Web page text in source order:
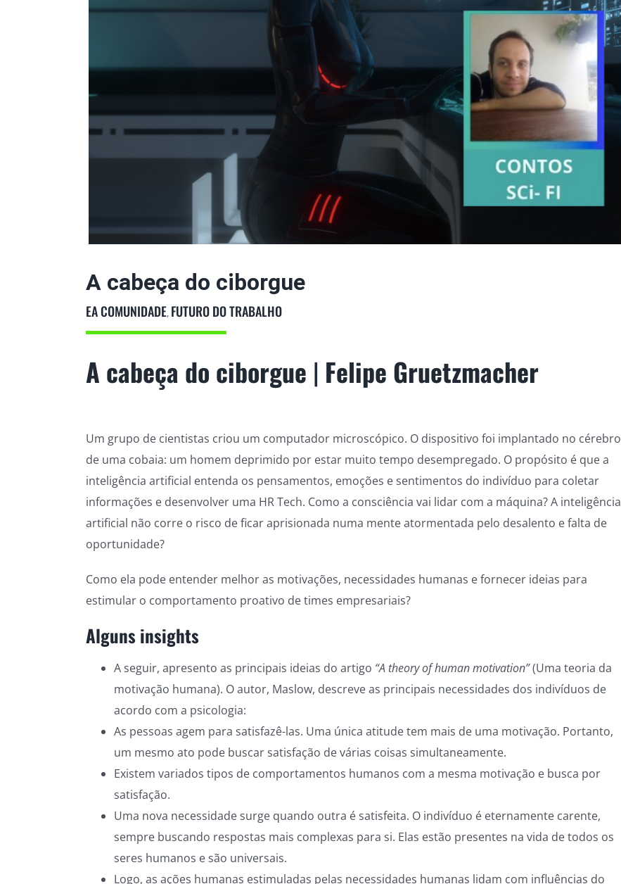
A cabeça do ciborgue
EA COMUNIDADE, FUTURO DO TRABALHO
A cabeça do ciborgue | Felipe Gruetzmacher
Um grupo de cientistas criou um computador microscópico. O dispositivo foi implantado no cérebro
de uma cobaia: um homem deprimido por estar muito tempo desempregado. O propósito é que a
inteligência artificial entenda os pensamentos, emoções e sentimentos do indivíduo para coletar
informações e desenvolver uma HR Tech. Como a consciência vai lidar com a máquina? A inteligência
artificial não corre o risco de ficar aprisionada numa mente atormentada pelo desalento e falta de
oportunidade?
Como ela pode entender melhor as motivações, necessidades humanas e fornecer ideias para
estimular o comportamento proativo de times empresariais?
Alguns insights
A seguir, apresento as principais ideias do artigo “A theory of human motivation”(Uma teoria da
motivação humana). O autor, Maslow, descreve as principais necessidades dos indivíduos de
acordo com a psicologia:
As pessoas agem para satisfazê-las. Uma única atitude tem mais de uma motivação. Portanto,
um mesmo ato pode buscar satisfação de várias coisas simultaneamente.
Existem variados tipos de comportamentos humanos com a mesma motivação e busca por
satisfação.
Uma nova necessidade surge quando outra é satisfeita. O indivíduo é eternamente carente,
sempre buscando respostas mais complexas para si. Elas estão presentes na vida de todos os
seres humanos e são universais.
Logo, as ações humanas estimuladas pelas necessidades humanas lidam com influências do